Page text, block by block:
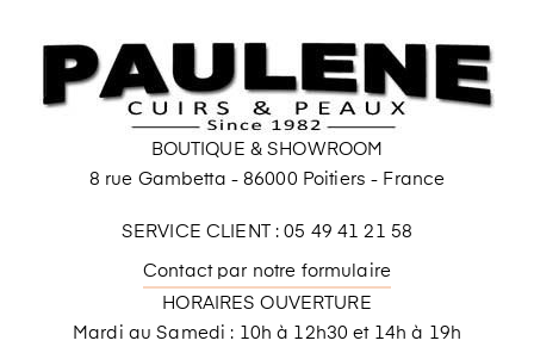
BOUTIQUE & SHOWROOM
8 rue Gambetta - 86000 Poitiers - France
SERVICE CLIENT : 05 49 41 21 58
Contact par notre formulaire
HORAIRES OUVERTURE
Mardi au Samedi : 10h à 12h30 et 14h à 19h